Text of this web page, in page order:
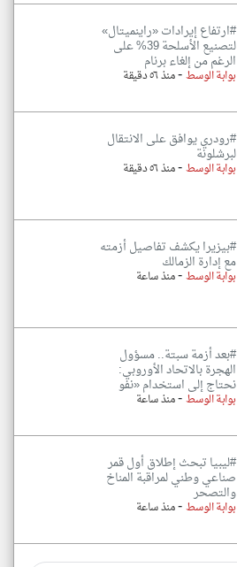
#ارتفاع إيرادات «راينميتال»
لتصنيع الأسلحة 39% على
الرغم من إلغاء برنام
بوابة الوسط-منذ ٥٦ دقيقة
#رودري يوافق على الانتقال
لبرشلونة
بوابة الوسط-منذ ٥٦ دقيقة
#بيزيرا يكشف تفاصيل أزمته
مع إدارة الزمالك
بوابة الوسط-منذ ساعة
#بعد أزمة سبتة.. مسؤول
الهجرة بالاتحاد الأوروبي:
نحتاج إلى استخدام «نفو
بوابة الوسط-منذ ساعة
#ليبيا تبحث إطلاق أول قمر
صناعي وطني لمراقبة المناخ
والتصحر
بوابة الوسط-منذ ساعة